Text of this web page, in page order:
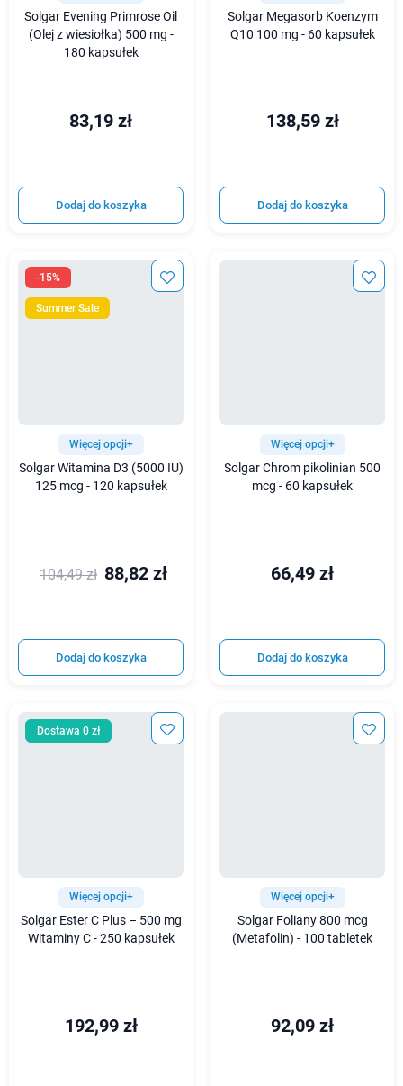
Solgar Evening Primrose Oil
(Olej z wiesiołka) 500 mg -
180 kapsułek
83,19 zł
Dodaj do koszyka
Solgar Megasorb Koenzym
Q10 100 mg - 60 kapsułek
138,59 zł
Dodaj do koszyka
-15%
Summer Sale
Więcej opcji+
Solgar Witamina D3 (5000 IU)
125 mcg - 120 kapsułek
104,49 zł 88,82 zł
Dodaj do koszyka
Więcej opcji+
Solgar Chrom pikolinian 500
mcg - 60 kapsułek
66,49 zł
Dodaj do koszyka
Dostawa 0 zł
Więcej opcji+
Solgar Ester C Plus – 500 mg
Witaminy C - 250 kapsułek
192,99 zł
Więcej opcji+
Solgar Foliany 800 mcg
(Metafolin) - 100 tabletek
92,09 zł